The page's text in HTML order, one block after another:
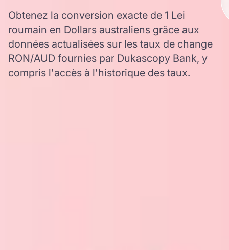
Obtenez la conversion exacte de 1 Lei
roumain en Dollars australiens grâce aux
données actualisées sur les taux de change
RON/AUD fournies par Dukascopy Bank, y
compris l'accès à l'historique des taux.